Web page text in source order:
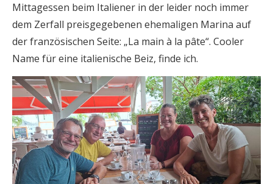
Mittagessen beim Italiener in der leider noch immer
dem Zerfall preisgegebenen ehemaligen Marina auf
der französischen Seite: „La main à la pâte“. Cooler
Name für eine italienische Beiz, finde ich.